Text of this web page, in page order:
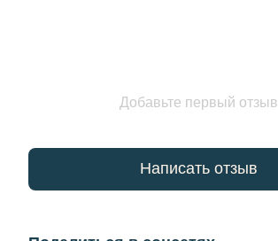
Добавьте первый отзыв
Написать отзыв